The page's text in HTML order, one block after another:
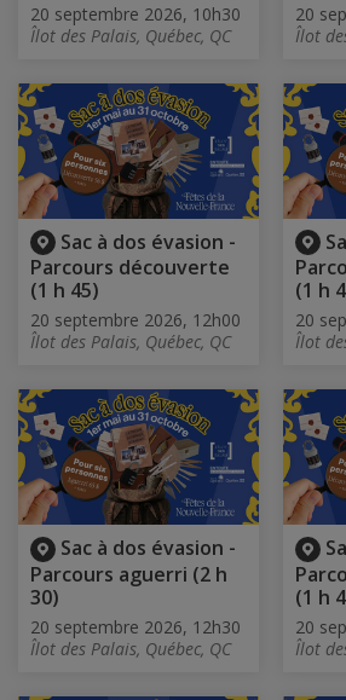
20 septembre 2026, 10h30
Îlot des Palais, Québec, QC
20
Îlot
Sac à dos évasion -
Parcours découverte
(1 h 45)
20 septembre 2026, 12h00
Îlot des Palais, Québec, QC
(1 h
20
Îlot
Sac à dos évasion -
Parcours aguerri (2 h
30)
20 septembre 2026, 12h30
Îlot des Palais, Québec, QC
(1 h
20
Îlot